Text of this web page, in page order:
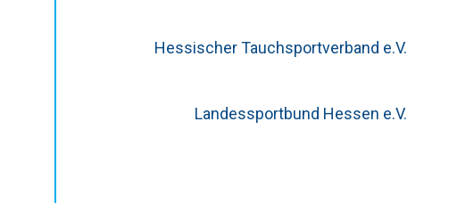
Hessischer Tauchsportverband e.V.
Landessportbund Hessen e.V.